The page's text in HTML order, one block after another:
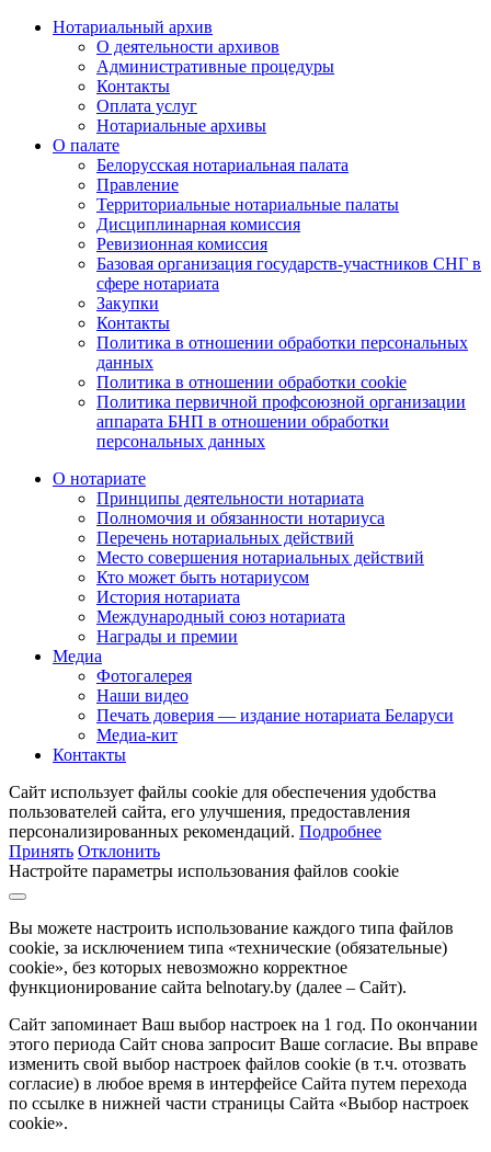
Нотариальный архив
О деятельности архивов
Административные процедуры
Контакты
Оплата услуг
Нотариальные архивы
О палате
Белорусская нотариальная палата
Правление
Территориальные нотариальные палаты
Дисциплинарная комиссия
Ревизионная комиссия
Базовая организация государств-участников СНГ в
сфере нотариата
Закупки
Контакты
Политика в отношении обработки персональных
данных
Политика в отношении обработки cookie
Политика первичной профсоюзной организации
аппарата БНП в отношении обработки
персональных данных
О нотариате
Принципы деятельности нотариата
Полномочия и обязанности нотариуса
Перечень нотариальных действий
Место совершения нотариальных действий
Кто может быть нотариусом
История нотариата
Международный союз нотариата
Награды и премии
Медиа
Фотогалерея
Наши видео
Печать доверия — издание нотариата Беларуси
Медиа-кит
Контакты
Сайт использует файлы cookie для обеспечения удобства
пользователей сайта, его улучшения, предоставления
персонализированных рекомендаций. Подробнее
Принять Отклонить
Настройте параметры использования файлов cookie
Вы можете настроить использование каждого типа файлов
cookie, за исключением типа «технические (обязательные)
cookie», без которых невозможно корректное
функционирование сайта belnotary.by (далее – Сайт).
Сайт запоминает Ваш выбор настроек на 1 год. По окончании
этого периода Сайт снова запросит Ваше согласие. Вы вправе
изменить свой выбор настроек файлов cookie (в т.ч. отозвать
согласие) в любое время в интерфейсе Сайта путем перехода
по ссылке в нижней части страницы Сайта «Выбор настроек
cookie».